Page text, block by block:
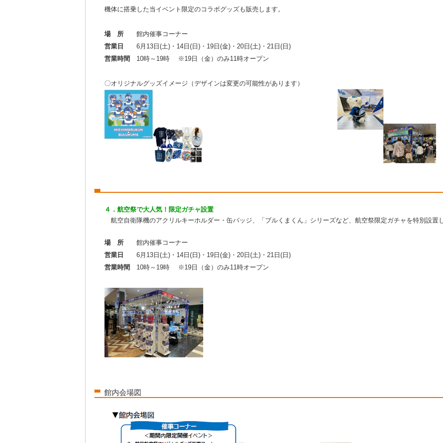
機体に搭乗した当イベント限定のコラボグッズも販売します。
場 所 館内催事コーナー
営業日
6月13日(土)・14日(日)・19日(金)・20日(土)・21日(日)
営業時間
10時～19時 ※19日（金）のみ11時オープン
〇オリジナルグッズイメージ（デザインは変更の可能性があります）
４．航空祭で大人気！限定ガチャ設置
航空自衛隊機のアクリルキーホルダー・缶バッジ、「ブルくまくん」シリーズなど、航空祭限定ガチャを特別設置
場 所 館内催事コーナー
営業日
6月13日(土)・14日(日)・19日(金)・20日(土)・21日(日)
営業時間
10時～19時 ※19日（金）のみ11時オープン
館内会場図